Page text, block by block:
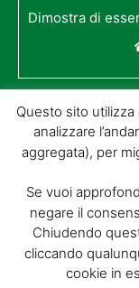
Dimostra di
©
Questo sito
analizzare
aggregata), per
Se vuoi
negare il
Chiudendo
cliccando
cookie in